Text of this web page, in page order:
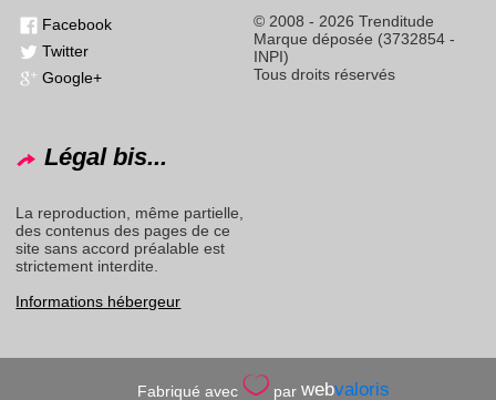
Facebook
Twitter
Google+
© 2008 - 2026 Trenditude
Marque déposée (3732854 -
INPI)
Tous droits réservés
Légal bis...
La reproduction, même partielle,
des contenus des pages de ce
site sans accord préalable est
strictement interdite.
Informations hébergeur
Fabriqué avec parwebvaloris